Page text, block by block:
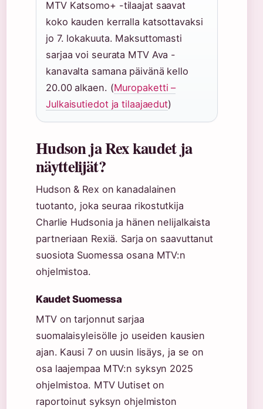
MTV Katsomo+ -tilaajat saavat
koko kauden kerralla katsottavaksi
jo 7. lokakuuta. Maksuttomasti
sarjaa voi seurata MTV Ava -
kanavalta samana päivänä kello
20.00 alkaen. (Muropaketti –
Julkaisutiedot ja tilaajaedut)
Hudson ja Rex kaudet ja
näyttelijät?
Hudson & Rex on kanadalainen
tuotanto, joka seuraa rikostutkija
Charlie Hudsonia ja hänen nelijalkaista
partneriaan Rexiä. Sarja on saavuttanut
suosiota Suomessa osana MTV:n
ohjelmistoa.
Kaudet Suomessa
MTV on tarjonnut sarjaa
suomalaisyleisölle jo useiden kausien
ajan. Kausi 7 on uusin lisäys, ja se on
osa laajempaa MTV:n syksyn 2025
ohjelmistoa. MTV Uutiset on
raportoinut syksyn ohjelmiston